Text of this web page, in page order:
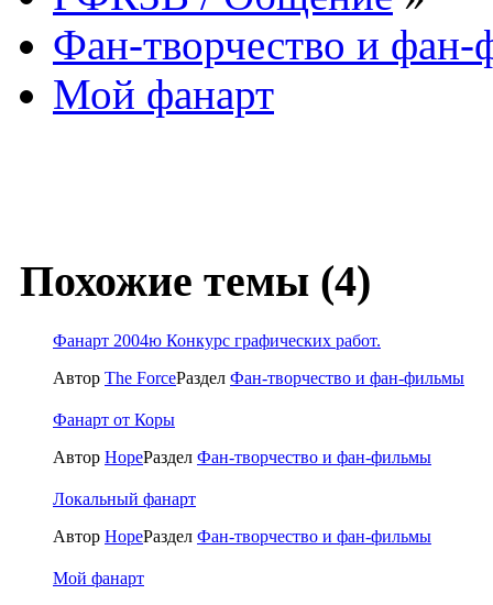
Фан-творчество и
Мой фанарт
Похожие темы (4)
Фанарт 2004ю Конкурс графических работ.
Автор The ForceРаздел Фан-творчество и фан-фильмы
Фанарт от Коры
Автор HopeРаздел Фан-творчество и фан-фильмы
Локальный фанарт
Автор HopeРаздел Фан-творчество и фан-фильмы
Мой фанарт